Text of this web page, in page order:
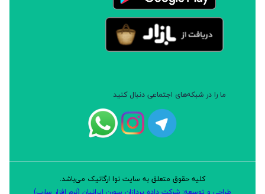
ما را در شبکه‌های اجتماعی دنبال کنید
کلیه حقوق متعلق به سایت نوا ارگانیک می‌باشد.